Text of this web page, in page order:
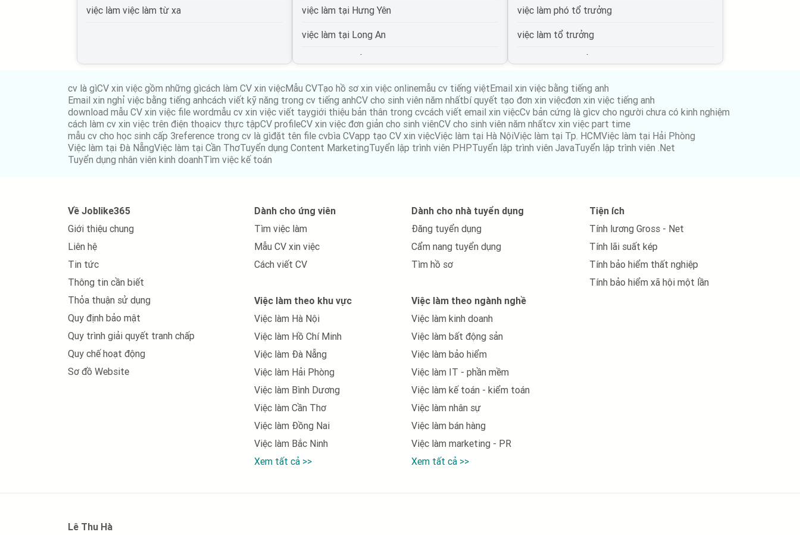
việc làm Giáo dục, đào tạo
việc làm Bưu chính viễn thông
việc làm Tư vấn
việc làm Cơ khí chế tạo
việc làm Mỹ phẩm, thời trang, trang sức
việc làm Điện lạnh
việc làm Bảo trì
việc làm Xuất nhập khẩu
việc làm Môi trường, xử lý chất thải
việc làm Thiết kế, mỹ thuật
việc làm Nhân sự
việc làm Xây dựng
việc làm Ngân hàng, chứng khoán, đầu tư
việc làm Y tế, dược
việc làm việc làm từ xa việc làm tại Hưng Yên
việc làm tại Long An
việc làm tại An Giang
việc làm tại Bà Rịa Vũng Tàu
việc làm tại Bắc Giang
việc làm tại Bắc Kạn
việc làm tại Bến Tre
việc làm tại Bình Phước
việc làm tại Bình Thuận
việc làm tại Cà Mau
việc làm tại Cao Bằng
việc làm tại Gia Lai
việc làm tại Hà Nam
việc làm tại Hà Tĩnh
việc làm phó tổ trưởng
việc làm tổ trưởng
việc làm trưởng phòng
việc làm phó giám đốc
việc làm giám đốc
việc làm phó tổng giám đốc
việc làm quản lý cấp trung
việc làm quản lý cấp cao
cv là gìCV xin việc gồm những gìcách làm CV xin việcMẫu CVTạo hồ sơ xin việc onlinemẫu cv tiếng việtEmail xin việc bằng tiếng anh
Email xin nghỉ việc bằng tiếng anhcách viết kỹ năng trong cv tiếng anhCV cho sinh viên năm nhấtbí quyết tạo đơn xin việcđơn xin việc tiếng anh
download mẫu CV xin việc file wordmẫu cv xin việc viết taygiới thiệu bản thân trong cvcách viết email xin việcCv bản cứng là gìcv cho người chưa có kinh nghiệm
cách làm cv xin việc trên điện thoạicv thực tậpCV profileCV xin việc đơn giản cho sinh viênCV cho sinh viên năm nhấtcv xin việc part time
mẫu cv cho học sinh cấp 3reference trong cv là gìđặt tên file cvbìa CVapp tạo CV xin việcViệc làm tại Hà NộiViệc làm tại Tp. HCMViệc làm tại Hải Phòng
Việc làm tại Đà NẵngViệc làm tại Cần ThơTuyển dụng Content MarketingTuyển lập trình viên PHPTuyển lập trình viên JavaTuyển lập trình viên .Net
Tuyển dụng nhân viên kinh doanhTìm việc kế toán
Về Joblike365
Giới thiệu chung
Liên hệ
Tin tức
Thông tin cần biết
Thỏa thuận sử dụng
Quy định bảo mật
Quy trình giải quyết tranh chấp
Quy chế hoạt động
Sơ đồ Website
Dành cho ứng viên
Tìm việc làm
Mẫu CV xin việc
Cách viết CV
Việc làm theo khu vực
Việc làm Hà Nội
Việc làm Hồ Chí Minh
Việc làm Đà Nẵng
Việc làm Hải Phòng
Việc làm Bình Dương
Việc làm Cần Thơ
Việc làm Đồng Nai
Việc làm Bắc Ninh
Xem tất cả >>
Dành cho nhà tuyển dụng
Đăng tuyển dụng
Cẩm nang tuyển dụng
Tìm hồ sơ
Việc làm theo ngành nghề
Việc làm kinh doanh
Việc làm bất động sản
Việc làm bảo hiểm
Việc làm IT - phần mềm
Việc làm kế toán - kiểm toán
Việc làm nhân sự
Việc làm bán hàng
Việc làm marketing - PR
Xem tất cả >>
Tiện ích
Tính lương Gross - Net
Tính lãi suất kép
Tính bảo hiểm thất nghiệp
Tính bảo hiểm xã hội một lần
Lê Thu Hà